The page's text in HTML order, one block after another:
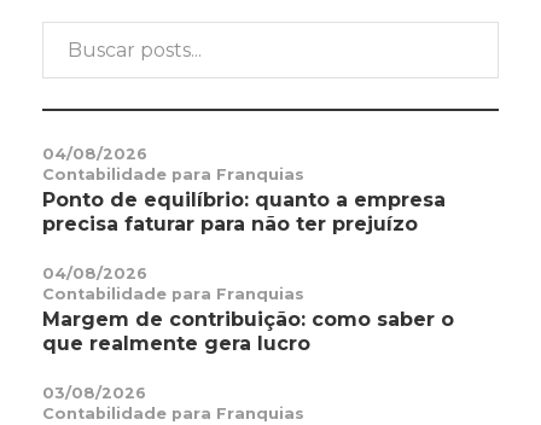
04/08/2026
Contabilidade para Franquias
Ponto de equilíbrio: quanto a empresa
precisa faturar para não ter prejuízo
04/08/2026
Contabilidade para Franquias
Margem de contribuição: como saber o
que realmente gera lucro
03/08/2026
Contabilidade para Franquias